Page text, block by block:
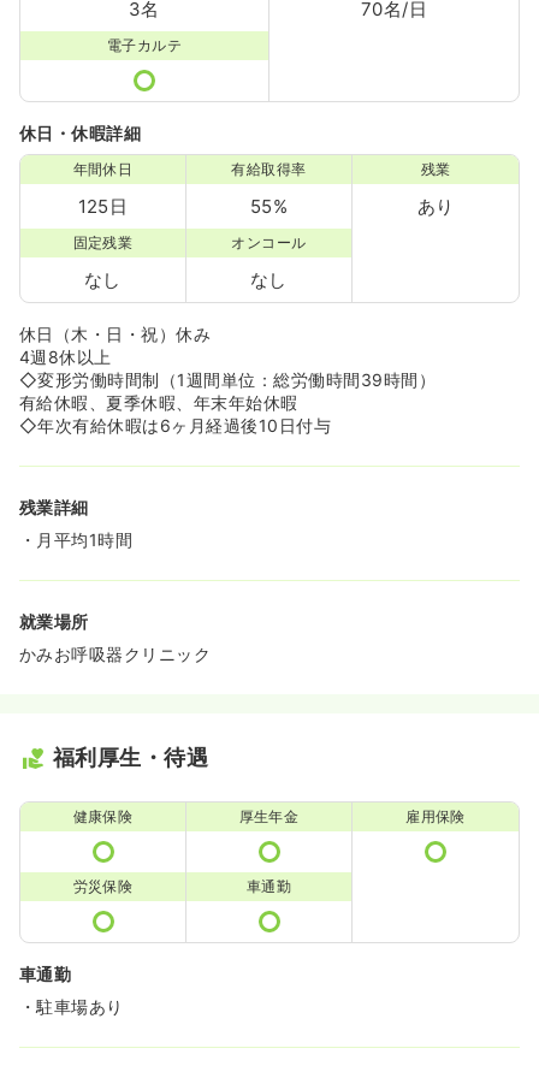
3名 70名/日
電子カルテ
休日・休暇詳細
年間休日
125日
有給取得率
55%
残業
あり
固定残業
なし
オンコール
なし
休日（木・日・祝）休み
4週8休以上
◇変形労働時間制（1週間単位：総労働時間39時間）
有給休暇、夏季休暇、年末年始休暇
◇年次有給休暇は6ヶ月経過後10日付与
残業詳細
・月平均1時間
就業場所
かみお呼吸器クリニック
福利厚生・待遇
健康保険 厚生年金 雇用保険
労災保険 車通勤
車通勤
・駐車場あり